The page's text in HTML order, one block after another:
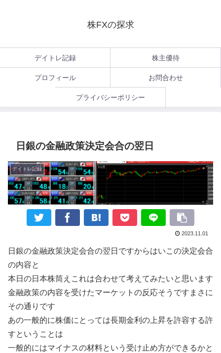
株FXの探求
デイトレ記録 株主優待
プロフィール お問合わせ
プライバシーポリシー
日銀の金融政策決定会合の翌日
デイトレ記録
2023.11.01
日銀の金融政策決定会合の翌日ですからはいこの決定会合
の内容と
本日の日本株筒えこれは合わせて考えてみたいと思います
金融政策の内容を受けたマーケットの反応そうですまさに
その通りです
あの一般的に株価にとっては長期金利の上昇を許容する許
すということは
一般的にはマイナスの材料という受け止め方ができるかと